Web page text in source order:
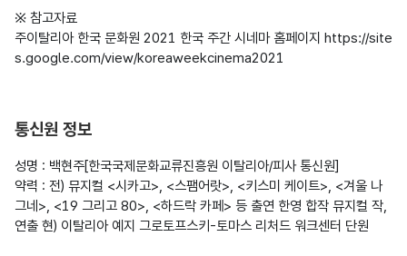
※ 참고자료
주이탈리아 한국 문화원 2021 한국 주간 시네마 홈페이지 https://site
s.google.com/view/koreaweekcinema2021
통신원 정보
성명 : 백현주[한국국제문화교류진흥원 이탈리아/피사 통신원]
약력 : 전) 뮤지컬 <시카고>, <스팸어랏>, <키스미 케이트>, <겨울 나
그네>, <19 그리고 80>, <하드락 카페> 등 출연 한영 합작 뮤지컬 작,
연출 현) 이탈리아 예지 그로토프스키-토마스 리처드 워크센터 단원